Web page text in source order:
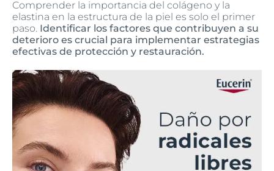
Comprender la importancia del colágeno y la
elastina en la estructura de la piel es solo el primer
paso. Identificar los factores que contribuyen a su
deterioro es crucial para implementar estrategias
efectivas de protección y restauración.